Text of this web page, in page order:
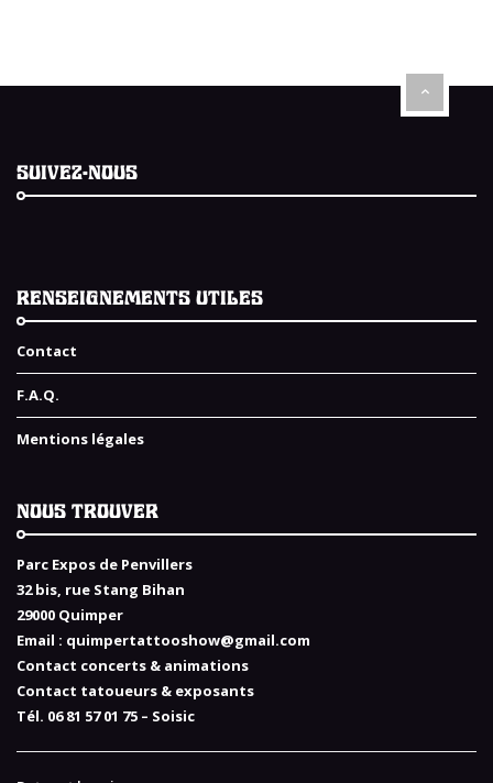
SUIVEZ-NOUS
RENSEIGNEMENTS UTILES
Contact
F.A.Q.
Mentions légales
NOUS TROUVER
Parc Expos de Penvillers
32 bis, rue Stang Bihan
29000 Quimper
Email : quimpertattooshow@gmail.com
Contact concerts & animations
Contact tatoueurs & exposants
Tél. 06 81 57 01 75 – Soisic